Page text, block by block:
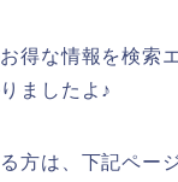
得な情報を検索
ましたよ♪
方は、下記ペー